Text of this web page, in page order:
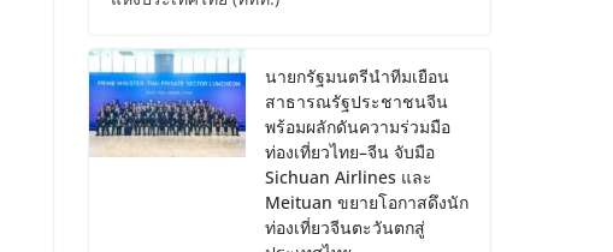
นายกรัฐมนตรีนำทีมเยือน
สาธารณรัฐประชาชนจีน
พร้อมผลักดันความร่วมมือ
ท่องเที่ยวไทย–จีน จับมือ
Sichuan Airlines และ
Meituan ขยายโอกาสดึงนัก
ท่องเที่ยวจีนตะวันตกสู่